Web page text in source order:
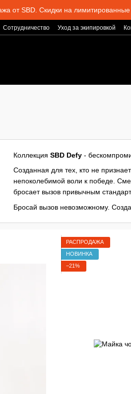
от SBD. Скидки на лимитированные
Сотрудничество Уход за экипировкой
Коллекция SBD Defy -
Созданная для тех, кто не
непоколебимой воли к победе.
бросает вызов привычным
Бросай вызов невозможному.
РАСПРОДАЖА
НОВИНКА
−21%